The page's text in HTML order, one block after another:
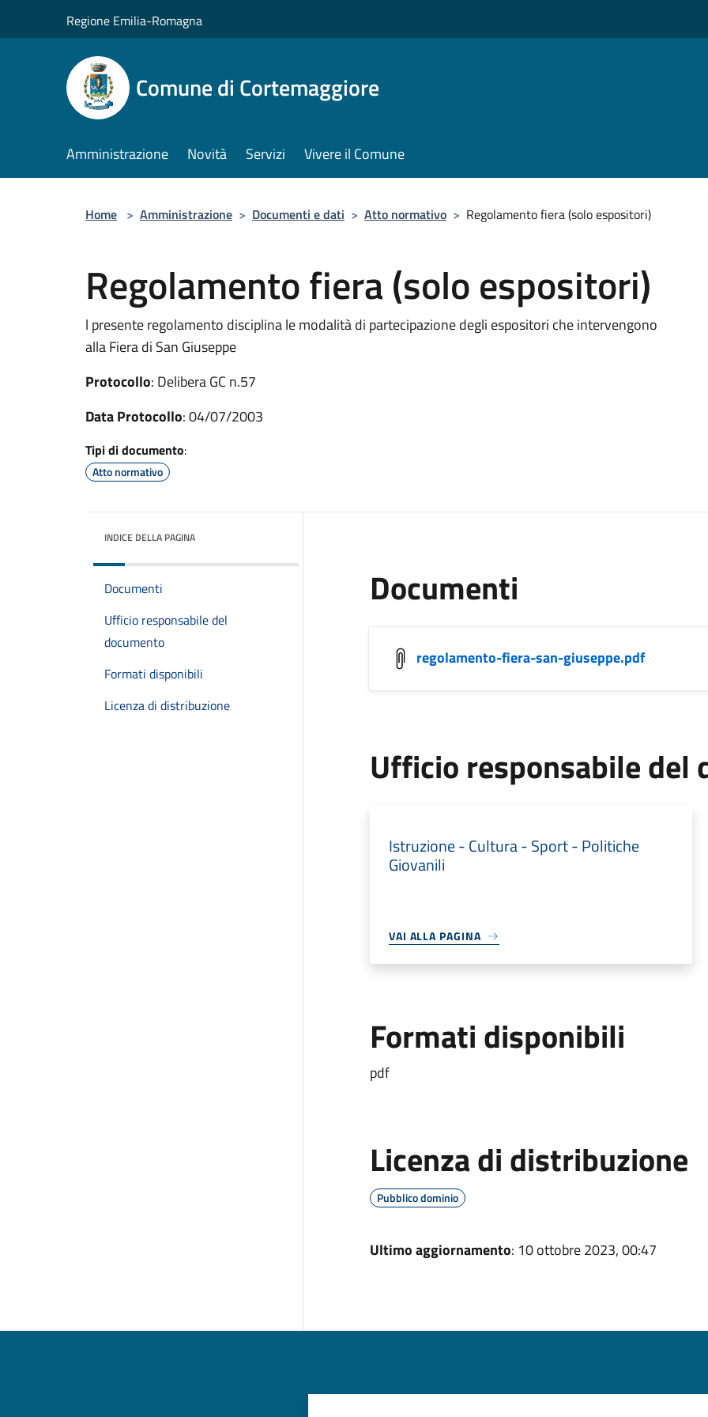
Regione Emilia-Romagna
Comune di Cortemaggiore
Amministrazione Novità Servizi Vivere il Comune
Home > Amministrazione > Documenti e dati > Atto normativo > Regolamento fiera (solo espositori)
Regolamento fiera (solo espositori)
l presente regolamento disciplina le modalità di partecipazione degli espositori che intervengono
alla Fiera di San Giuseppe
Protocollo: Delibera GC n.57
Data Protocollo: 04/07/2003
Tipi di documento:
Atto normativo
INDICE DELLA PAGINA
Documenti
Ufficio responsabile del
documento
Formati disponibili
Licenza di distribuzione
Documenti
regolamento-fiera-san-giuseppe.pdf
Ufficio responsabile del
Istruzione - Cultura - Sport - Politiche
Giovanili
VAI ALLA PAGINA
Formati disponibili
pdf
Licenza di distribuzione
Pubblico dominio
Ultimo aggiornamento: 10 ottobre 2023, 00:47